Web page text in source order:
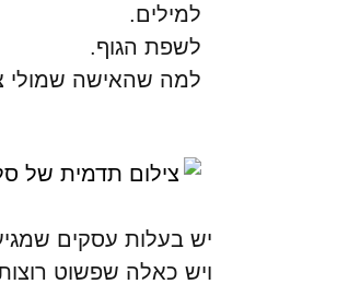
למילים.
לשפת הגוף.
למה שהאישה שמולי
יש בעלות עסקים
ויש כאלה שפשוט